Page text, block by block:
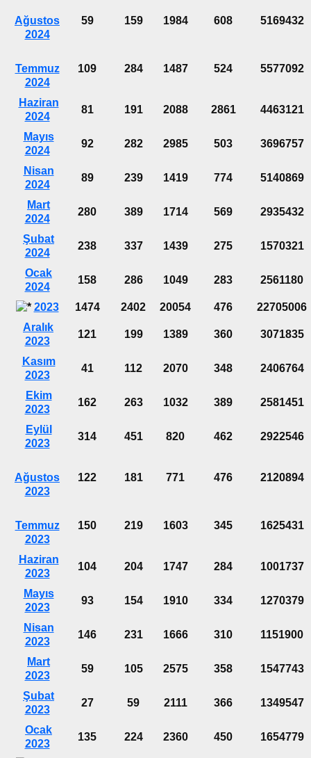
Ağustos
2024
59 159 1984 608 5169432
Temmuz
2024
109 284 1487 524 5577092
Haziran
2024
81 191 2088 2861 4463121
Mayıs
2024
92 282 2985 503 3696757
Nisan
2024
89 239 1419 774 5140869
Mart
2024
280 389 1714 569 2935432
Şubat
2024
238 337 1439 275 1570321
Ocak
2024
158 286 1049 283 2561180
2023 1474 2402 20054 476
22705006
Aralık
2023
121 199 1389 360 3071835
Kasım
2023
41 112 2070 348 2406764
Ekim
2023
162 263 1032 389 2581451
Eylül
2023
314 451 820 462 2922546
Ağustos
2023
122 181 771 476 2120894
Temmuz
2023
150 219 1603 345 1625431
Haziran
2023
104 204 1747 284 1001737
Mayıs
2023
93 154 1910 334 1270379
Nisan
2023
146 231 1666 310 1151900
Mart
2023
59 105 2575 358 1547743
Şubat
2023
27 59 2111 366 1349547
Ocak
2023
135 224 2360 450 1654779